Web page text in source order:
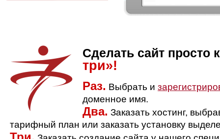
Сделать сайт просто
три»!
Раз. Выбрать и
доменное имя.
Два. Заказать хостинг,
тарифный план или заказать установку